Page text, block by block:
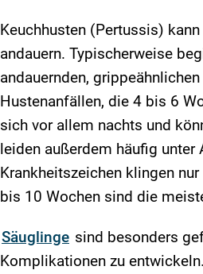
Keuchhusten (Pertussis)
andauern. Typischerweise
andauernden,
Hustenanfällen, die 4 bis 6
sich vor allem nachts und
leiden außerdem häufig
Krankheitszeichen klingen
bis 10 Wochen sind die
Säuglinge sind besonders
Komplikationen zu